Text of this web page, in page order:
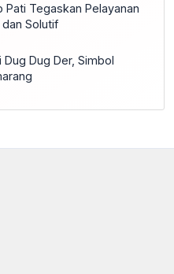
Tegaskan Pelayanan
Solutif
Dug Der, Simbol